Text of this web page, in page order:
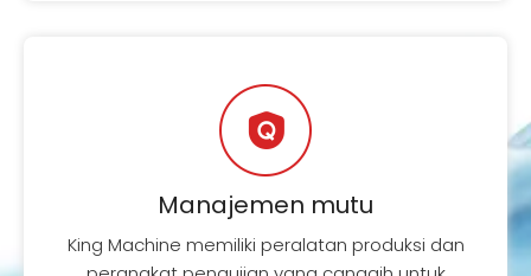
Manajemen mutu
King Machine memiliki peralatan produksi dan